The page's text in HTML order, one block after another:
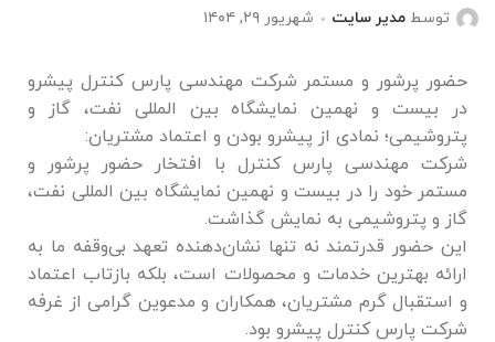
توسط مدیر سایت شهریور ۲۹, ۱۴۰۴
حضور پرشور و مستمر شرکت مهندسی پارس کنترل پیشرو
در بیست و نهمین نمایشگاه بین المللی نفت، گاز و
پتروشیمی؛ نمادی از پیشرو بودن و اعتماد مشتریان:
شرکت مهندسی پارس کنترل با افتخار حضور پرشور و
مستمر خود را در بیست و نهمین نمایشگاه بین المللی نفت،
گاز و پتروشیمی به نمایش گذاشت.
این حضور قدرتمند نه تنها نشان‌دهنده تعهد بی‌وقفه ما به
ارائه بهترین خدمات و محصولات است، بلکه بازتاب اعتماد
و استقبال گرم مشتریان، همکاران و مدعوین گرامی از غرفه
شرکت پارس کنترل پیشرو بود.